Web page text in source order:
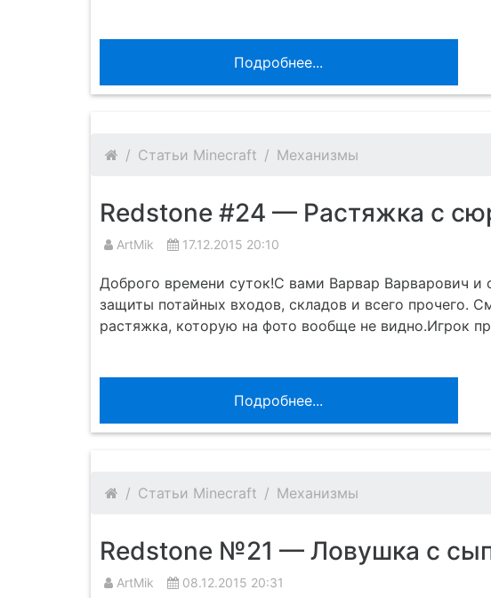
Подробнее...
Статьи Minecraft Механизмы
Redstone #24 — Растяжка с
ArtMik 17.12.2015 20:10
Доброго времени суток!С вами Варвар Варварович
защиты потайных входов, складов и всего прочего.
растяжка, которую на фото вообще не видно.Игрок
Подробнее...
Статьи Minecraft Механизмы
Redstone №21 — Ловушка с
ArtMik 08.12.2015 20:31